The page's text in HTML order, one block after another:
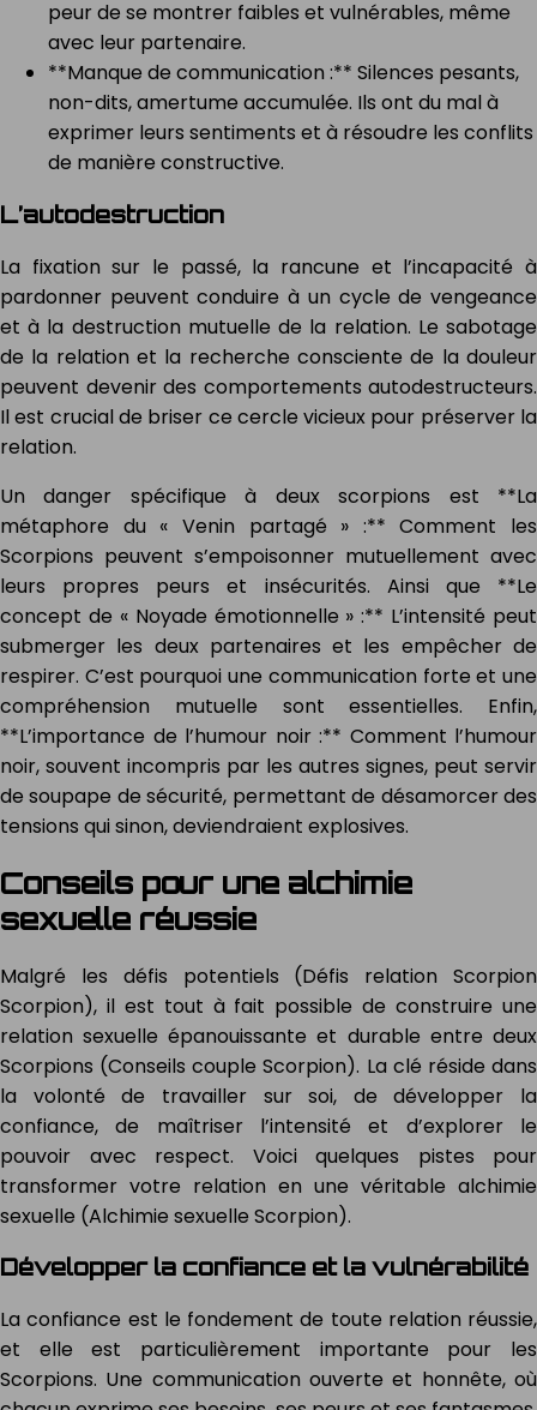
peur de se montrer faibles et vulnérables, même
avec leur partenaire.
**Manque de communication :** Silences pesants,
non-dits, amertume accumulée. Ils ont du mal à
exprimer leurs sentiments et à résoudre les conflits
de manière constructive.
L’autodestruction
La fixation sur le passé, la rancune et l’incapacité à
pardonner peuvent conduire à un cycle de vengeance
et à la destruction mutuelle de la relation. Le sabotage
de la relation et la recherche consciente de la douleur
peuvent devenir des comportements autodestructeurs.
Il est crucial de briser ce cercle vicieux pour préserver la
relation.
Un danger spécifique à deux scorpions est **La
métaphore du « Venin partagé » :** Comment les
Scorpions peuvent s’empoisonner mutuellement avec
leurs propres peurs et insécurités. Ainsi que **Le
concept de « Noyade émotionnelle » :** L’intensité peut
submerger les deux partenaires et les empêcher de
respirer. C’est pourquoi une communication forte et une
compréhension mutuelle sont essentielles. Enfin,
**L’importance de l’humour noir :** Comment l’humour
noir, souvent incompris par les autres signes, peut servir
de soupape de sécurité, permettant de désamorcer des
tensions qui sinon, deviendraient explosives.
Conseils pour une alchimie
sexuelle réussie
Malgré les défis potentiels (Défis relation Scorpion
Scorpion), il est tout à fait possible de construire une
relation sexuelle épanouissante et durable entre deux
Scorpions (Conseils couple Scorpion). La clé réside dans
la volonté de travailler sur soi, de développer la
confiance, de maîtriser l’intensité et d’explorer le
pouvoir avec respect. Voici quelques pistes pour
transformer votre relation en une véritable alchimie
sexuelle (Alchimie sexuelle Scorpion).
Développer la confiance et la vulnérabilité
La confiance est le fondement de toute relation réussie,
et elle est particulièrement importante pour les
Scorpions. Une communication ouverte et honnête, où